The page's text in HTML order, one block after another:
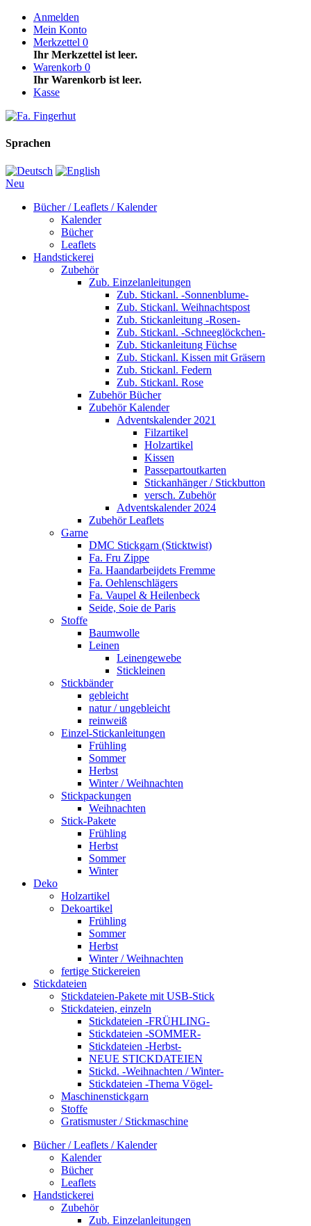
Anmelden
Mein Konto
Merkzettel 0
Ihr Merkzettel ist leer.
Warenkorb 0
Ihr Warenkorb ist leer.
Kasse
Sprachen
Neu
Bücher / Leaflets / Kalender
Kalender
Bücher
Leaflets
Handstickerei
Zubehör
Zub. Einzelanleitungen
Zub. Stickanl. -Sonnenblume-
Zub. Stickanl. Weihnachtspost
Zub. Stickanleitung -Rosen-
Zub. Stickanl. -Schneeglöckchen-
Zub. Stickanleitung Füchse
Zub. Stickanl. Kissen mit Gräsern
Zub. Stickanl. Federn
Zub. Stickanl. Rose
Zubehör Bücher
Zubehör Kalender
Adventskalender 2021
Filzartikel
Holzartikel
Kissen
Passepartoutkarten
Stickanhänger / Stickbutton
versch. Zubehör
Adventskalender 2024
Zubehör Leaflets
Garne
DMC Stickgarn (Sticktwist)
Fa. Fru Zippe
Fa. Haandarbeijdets Fremme
Fa. Oehlenschlägers
Fa. Vaupel & Heilenbeck
Seide, Soie de Paris
Stoffe
Baumwolle
Leinen
Leinengewebe
Stickleinen
Stickbänder
gebleicht
natur / ungebleicht
reinweiß
Einzel-Stickanleitungen
Frühling
Sommer
Herbst
Winter / Weihnachten
Stickpackungen
Weihnachten
Stick-Pakete
Frühling
Herbst
Sommer
Winter
Deko
Holzartikel
Dekoartikel
Frühling
Sommer
Herbst
Winter / Weihnachten
fertige Stickereien
Stickdateien
Stickdateien-Pakete mit USB-Stick
Stickdateien, einzeln
Stickdateien -FRÜHLING-
Stickdateien -SOMMER-
Stickdateien -Herbst-
NEUE STICKDATEIEN
Stickd. -Weihnachten / Winter-
Stickdateien -Thema Vögel-
Maschinenstickgarn
Stoffe
Gratismuster / Stickmaschine
Bücher / Leaflets / Kalender
Kalender
Bücher
Leaflets
Handstickerei
Zubehör
Zub. Einzelanleitungen